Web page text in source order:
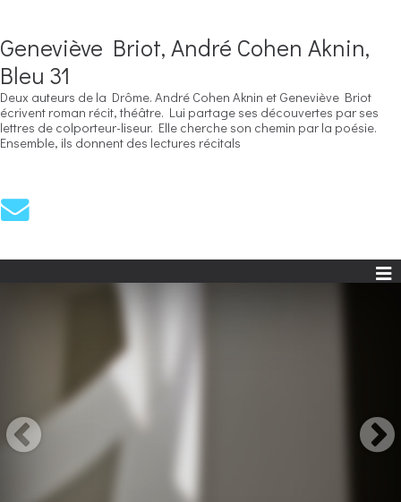
Geneviève Briot, André Cohen Aknin,
Bleu 31
Deux auteurs de la Drôme. André Cohen Aknin et Geneviève Briot
écrivent roman récit, théâtre. Lui partage ses découvertes par ses
lettres de colporteur-liseur. Elle cherche son chemin par la poésie.
Ensemble, ils donnent des lectures récitals